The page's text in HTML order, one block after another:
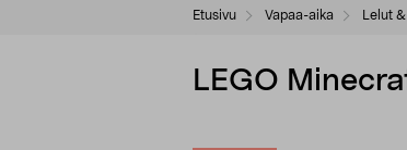
Etusivu Vapaa-aika Lelut
LEGO